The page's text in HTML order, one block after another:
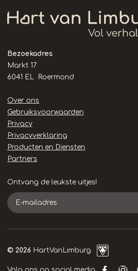
Bezoekadres
Markt 17
6041 EL Roermond
Handige
links
Over ons
Gebruiksvoorwaarden
Privacy
Privacyverklaring
Producten en Diensten
Partners
Ontvang de leukste uitjes!
E-
mailadres
© 2026 HartVanLimburg